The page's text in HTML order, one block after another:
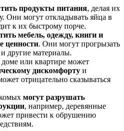
продукты питания, делая их
Они могут откладывать яйца в
к их быстрому порче.
мебель, одежду, книги и
ценности. Они могут прогрызать
другие материалы.
или квартире может
дискомфорту и
отрицательно сказываться
могут разрушать
, например, деревянные
привести к обрушению